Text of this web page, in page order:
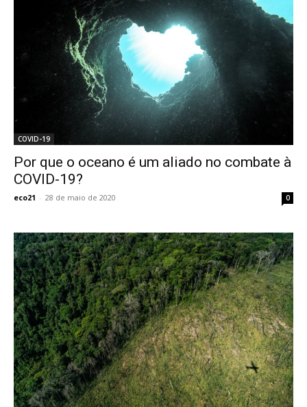
COVID-19
Por que o oceano é um aliado no combate à
COVID-19?
eco21 - 28 de maio de 2020 0